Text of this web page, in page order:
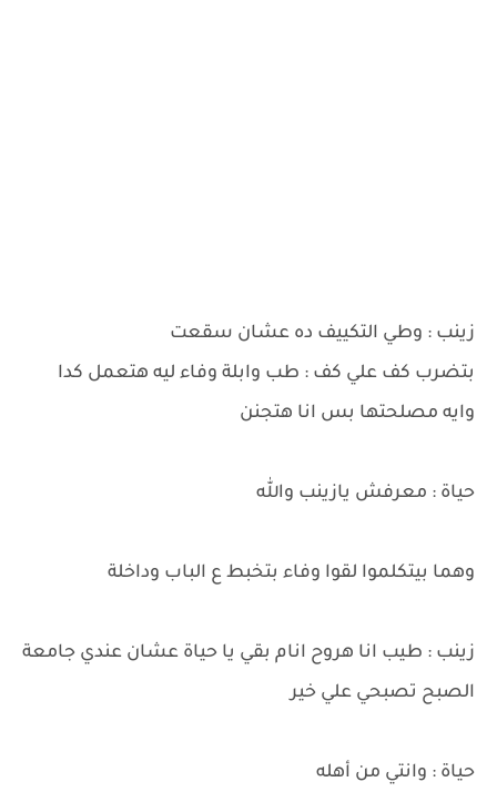
زينب : وطي التكييف ده عشان سقعت
بتضرب كف علي كف : طب وابلة وفاء ليه هتعمل كدا
وايه مصلحتها بس انا هتجنن
حياة : معرفش يازينب والله
وهما بيتكلموا لقوا وفاء بتخبط ع الباب وداخلة
زينب : طيب انا هروح انام بقي يا حياة عشان عندي جامعة
الصبح تصبحي علي خير
حياة : وانتي من أهله